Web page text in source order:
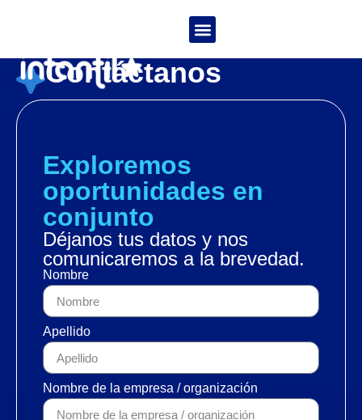
Heroes en acción
Contáctanos
Exploremos
oportunidades en
conjunto
Déjanos tus datos y nos
comunicaremos a la brevedad.
Nombre
Apellido
Nombre de la empresa / organización